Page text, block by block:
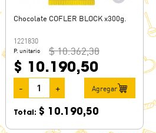
Chocolate COFLER BLOCK x300g.
1221830
P. unitario $ 10.362,38
$ 10.190,50
- + Agregar
Total: $ 10.190,50